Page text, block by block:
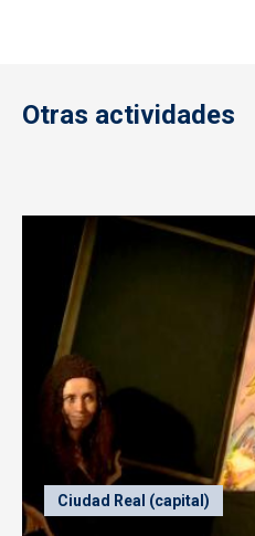
Otras actividades
Ciudad Real (capital)